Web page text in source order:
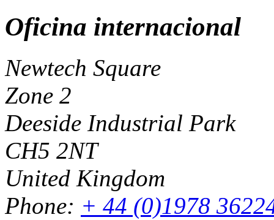
Oficina internacional
Newtech Square
Zone 2
Deeside Industrial Park
CH5 2NT
United Kingdom
Phone: + 44 (0)1978